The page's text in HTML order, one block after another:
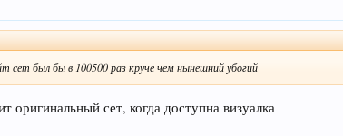
сет был бы в 100500 раз круче чем нынешний убогий
оригинальный сет, когда доступна визуалка